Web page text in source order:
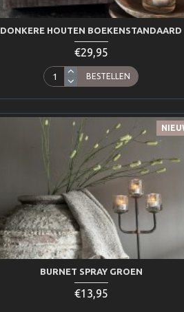
DONKERE HOUTEN BOEKENSTANDAARD
€29,95
BESTELLEN
BURNET SPRAY GROEN
€13,95